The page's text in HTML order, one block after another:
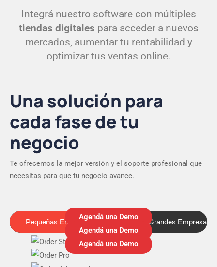
Integrá nuestro software con múltiples
tiendas digitales para acceder a nuevos
mercados, aumentar tu rentabilidad y
optimizar tus ventas online.
Una solución para
cada fase de tu
negocio
Te ofrecemos la mejor versión y el soporte profesional que
necesitas para que tu negocio avance.
Pequeñas Empresas
Pequeñas Empresas Medianas y Grandes Empresas
Agendá una Demo
Agendá una Demo
Agendá una Demo